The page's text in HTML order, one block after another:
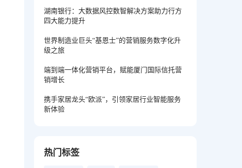
湖南银行：大数据风控数智解决方案助力行方
四大能力提升
世界制造业巨头“基恩士”的营销服务数字化升
级之旅
端到端一体化营销平台，赋能厦门国际信托营
销增长
携手家居龙头“欧派”，引领家居行业智能服务
新体验
热门标签